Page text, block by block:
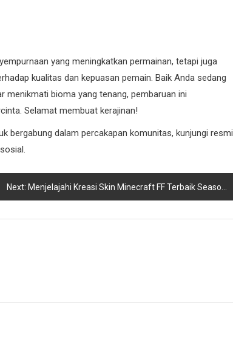
yang meningkatkan permainan, tetapi juga
kualitas dan kepuasan pemain. Baik Anda sedang
menikmati bioma yang tenang, pembaruan ini
Selamat membuat kerajinan!
bergabung dalam percakapan komunitas, kunjungi resmi
Next: Menjelajahi Kreasi Skin Minecraft FF Terbaik Season 1: Panduan Seorang Gamer